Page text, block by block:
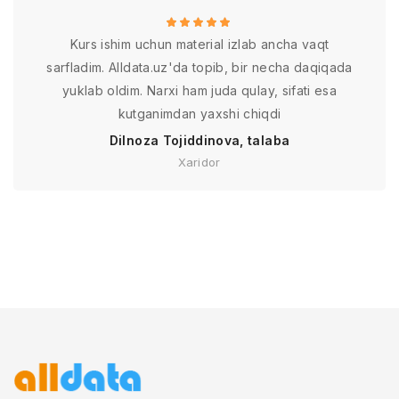
Kurs ishim uchun material izlab ancha vaqt
sarfladim. Alldata.uz'da topib, bir necha daqiqada
yuklab oldim. Narxi ham juda qulay, sifati esa
kutganimdan yaxshi chiqdi
Dilnoza Tojiddinova, talaba
Xaridor